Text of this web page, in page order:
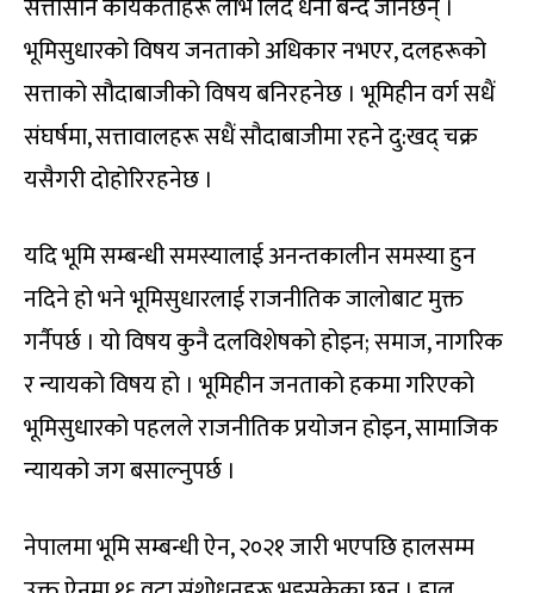
सत्तासीन कार्यकर्ताहरू लाभ लिंदै धनी बन्दै जानेछन् ।
भूमिसुधारको विषय जनताको अधिकार नभएर, दलहरूको
सत्ताको सौदाबाजीको विषय बनिरहनेछ । भूमिहीन वर्ग सधैं
संघर्षमा, सत्तावालहरू सधैं सौदाबाजीमा रहने दु:खद् चक्र
यसैगरी दोहोरिरहनेछ ।
यदि भूमि सम्बन्धी समस्यालाई अनन्तकालीन समस्या हुन
नदिने हो भने भूमिसुधारलाई राजनीतिक जालोबाट मुक्त
गर्नैपर्छ । यो विषय कुनै दलविशेषको होइन; समाज, नागरिक
र न्यायको विषय हो । भूमिहीन जनताको हकमा गरिएको
भूमिसुधारको पहलले राजनीतिक प्रयोजन होइन, सामाजिक
न्यायको जग बसाल्नुपर्छ ।
नेपालमा भूमि सम्बन्धी ऐन, २०२१ जारी भएपछि हालसम्म